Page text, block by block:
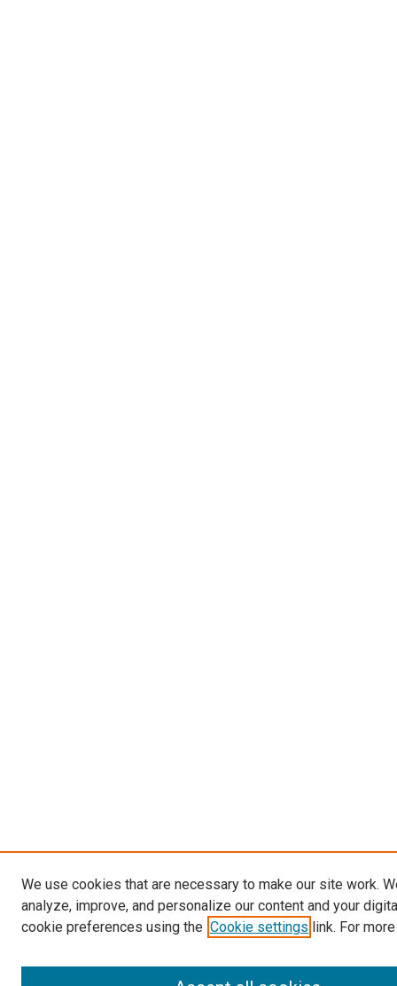
We use cookies that are necessary to make our site work.
analyze, improve, and personalize our content and your
cookie preferences using the Cookie settings link. For